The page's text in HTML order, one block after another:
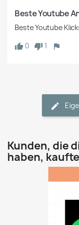
Beste Youtube
Beste Youtube
0
1
Kunden, die
haben,